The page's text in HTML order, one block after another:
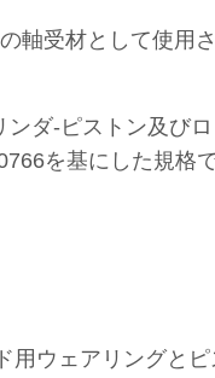
軸受材として使用
ダ-ピストン及び
を基にした規格
用ウェアリングと